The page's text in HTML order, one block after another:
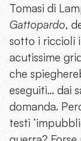
Tomasi di
Gattopardo,
sotto i riccioli
acutissime
che
eseguiti… dai
domanda.
testi